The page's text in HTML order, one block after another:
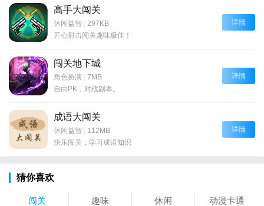
高手大闯关
休闲益智 | 297KB
开心射击闯关趣味极佳！
详情
闯关地下城
角色扮演 | 7MB
自由PK，对战副本。
详情
成语大闯关
休闲益智 | 112MB
快乐闯关，学习成语知识
详情
猜你喜欢
闯关 趣味 休闲 动漫卡通